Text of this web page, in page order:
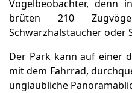
Vogelbeobachter, denn
brüten 210
Schwarzhalstaucher oder
Der Park kann auf einer
mit dem Fahrrad,
unglaubliche